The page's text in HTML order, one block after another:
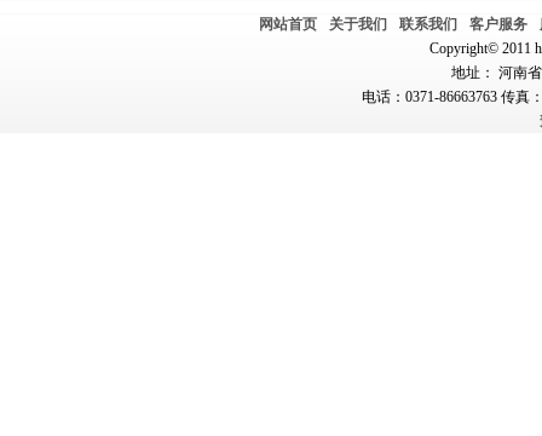
网站首页 关于我们 联系我们 客户服务
Copyright© 2011
地址： 河南
电话：0371-86663763 传真